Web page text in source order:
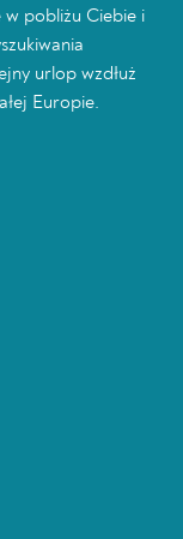
w pobliżu Ciebie i
urlop wzdłuż
Europie.